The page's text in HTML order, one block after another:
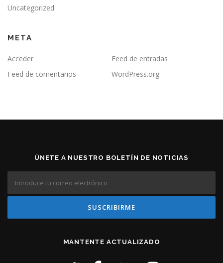
Uncategorized
META
Acceder
Feed de entradas
Feed de comentarios
WordPress.org
ÚNETE A NUESTRO BOLETÍN DE NOTICIAS
MANTENTE ACTUALIZADO